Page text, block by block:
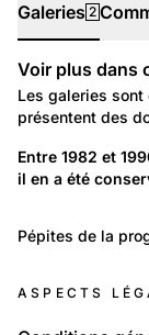
Galeries 2
Galeries
Voir plus dans
Les galeries
présentent des
Temps libre et
L'histoire de
Entre 1982 et
il en a été
Temps libre et
Pépites de la
ASPECTS